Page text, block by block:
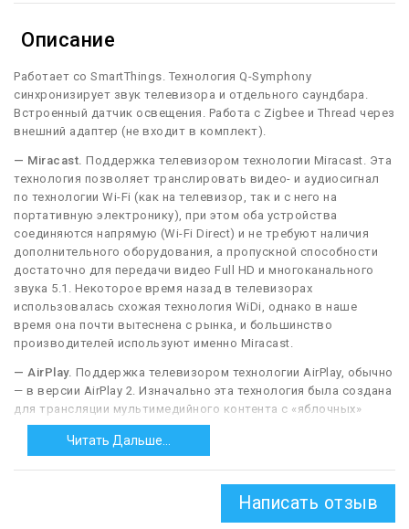
Описание
Работает со SmartThings. Технология Q-Symphony
синхронизирует звук телевизора и отдельного саундбара.
Встроенный датчик освещения. Работа с Zigbee и Thread через
внешний адаптер (не входит в комплект).
— Miracast. Поддержка телевизором технологии Miracast. Эта
технология позволяет транслировать видео- и аудиосигнал
по технологии Wi-Fi (как на телевизор, так и с него на
портативную электронику), при этом оба устройства
соединяются напрямую (Wi-Fi Direct) и не требуют наличия
дополнительного оборудования, а пропускной способности
достаточно для передачи видео Full HD и многоканального
звука 5.1. Некоторое время назад в телевизорах
использовалась схожая технология WiDi, однако в наше
время она почти вытеснена с рынка, и большинство
производителей используют именно Miracast.
— AirPlay. Поддержка телевизором технологии AirPlay, обычно
— в версии AirPlay 2. Изначально эта технология была создана
для трансляции мультимедийного контента с «яблочных»
гаджетов (iPhone, iPad и т. п.) на внешние устройства, в том
числе телевизоры. При этом она позволяет не просто
дополнительных возможностей — трансляцию
дополнительной информации (название звукового трека,
Читать Дальше...
Написать отзыв